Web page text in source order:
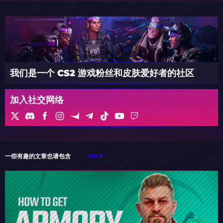
我们是一个 CS2 游戏粉丝和皮肤爱好者的社区
加入社交网络
一些有趣的文章也请包含 所有文章